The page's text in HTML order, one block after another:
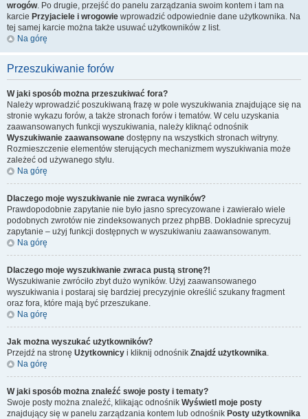
wrogów. Po drugie, przejść do panelu zarządzania swoim kontem i tam na
karcie Przyjaciele i wrogowie wprowadzić odpowiednie dane użytkownika. Na
tej samej karcie można także usuwać użytkowników z list.
Na górę
Przeszukiwanie forów
W jaki sposób można przeszukiwać fora?
Należy wprowadzić poszukiwaną frazę w pole wyszukiwania znajdujące się na
stronie wykazu forów, a także stronach forów i tematów. W celu uzyskania
zaawansowanych funkcji wyszukiwania, należy kliknąć odnośnik
Wyszukiwanie zaawansowane dostępny na wszystkich stronach witryny.
Rozmieszczenie elementów sterujących mechanizmem wyszukiwania może
zależeć od używanego stylu.
Na górę
Dlaczego moje wyszukiwanie nie zwraca wyników?
Prawdopodobnie zapytanie nie było jasno sprecyzowane i zawierało wiele
podobnych zwrotów nie zindeksowanych przez phpBB. Dokładnie sprecyzuj
zapytanie – użyj funkcji dostępnych w wyszukiwaniu zaawansowanym.
Na górę
Dlaczego moje wyszukiwanie zwraca pustą stronę?!
Wyszukiwanie zwróciło zbyt dużo wyników. Użyj zaawansowanego
wyszukiwania i postaraj się bardziej precyzyjnie określić szukany fragment
oraz fora, które mają być przeszukane.
Na górę
Jak można wyszukać użytkowników?
Przejdź na stronę Użytkownicy i kliknij odnośnik Znajdź użytkownika.
Na górę
W jaki sposób można znaleźć swoje posty i tematy?
Swoje posty można znaleźć, klikając odnośnik Wyświetl moje posty
znajdujący się w panelu zarządzania kontem lub odnośnik Posty użytkownika